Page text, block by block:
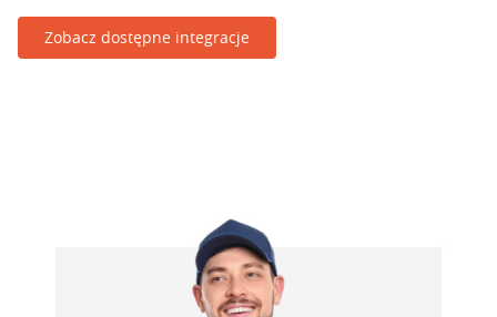
Zobacz dostępne integracje